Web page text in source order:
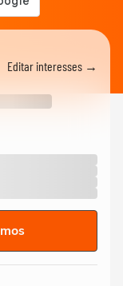
Editar interesses →